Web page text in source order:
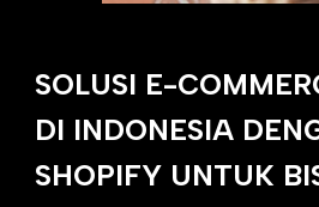
SOLUSI E-
DI INDONESIA
SHOPIFY UNTUK